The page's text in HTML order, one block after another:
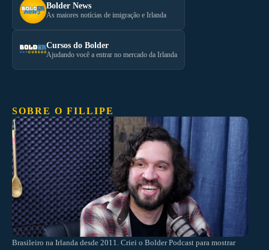
Bolder News
As maiores notícias de imigração e Irlanda
Cursos do Bolder
Ajudando você a entrar no mercado da Irlanda
SOBRE O FILLIPE
Brasileiro na Irlanda desde 2011. Criei o Bolder Podcast para mostrar